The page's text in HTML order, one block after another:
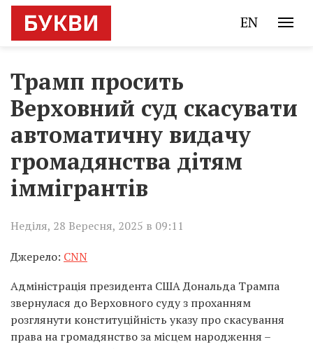
EN
Трамп просить
Верховний суд скасувати
автоматичну видачу
громадянства дітям
іммігрантів
Неділя, 28 Вересня, 2025 в 09:11
Джерело: CNN
Адміністрація президента США Дональда Трампа
звернулася до Верховного суду з проханням
розглянути конституційність указу про скасування
права на громадянство за місцем народження –